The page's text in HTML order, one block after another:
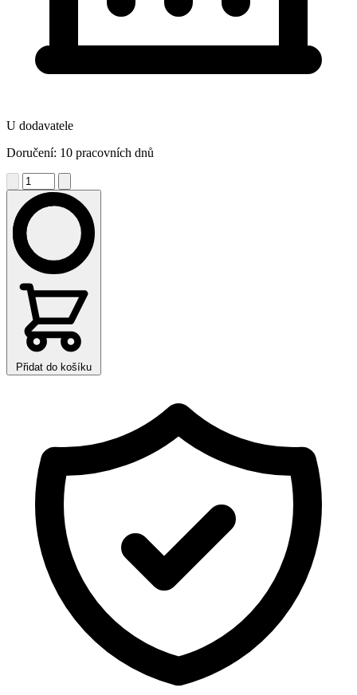
U dodavatele
Doručení: 10 pracovních dnů
Přidat do košíku